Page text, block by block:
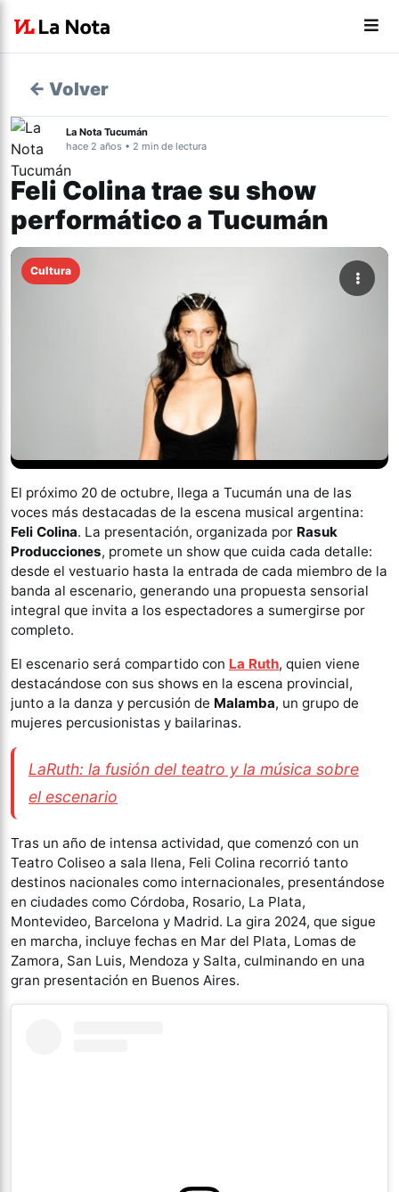
← Volver
La Nota Tucumán
hace 2 años • 2 min de lectura
Feli Colina trae su show
performático a Tucumán
Cultura
El próximo 20 de octubre, llega a Tucumán una de las
voces más destacadas de la escena musical argentina:
Feli Colina. La presentación, organizada por Rasuk
Producciones, promete un show que cuida cada detalle:
desde el vestuario hasta la entrada de cada miembro de la
banda al escenario, generando una propuesta sensorial
integral que invita a los espectadores a sumergirse por
completo.
El escenario será compartido con La Ruth, quien viene
destacándose con sus shows en la escena provincial,
junto a la danza y percusión de Malamba, un grupo de
mujeres percusionistas y bailarinas.
LaRuth: la fusión del teatro y la música sobre
el escenario
Tras un año de intensa actividad, que comenzó con un
Teatro Coliseo a sala llena, Feli Colina recorrió tanto
destinos nacionales como internacionales, presentándose
en ciudades como Córdoba, Rosario, La Plata,
Montevideo, Barcelona y Madrid. La gira 2024, que sigue
en marcha, incluye fechas en Mar del Plata, Lomas de
Zamora, San Luis, Mendoza y Salta, culminando en una
gran presentación en Buenos Aires.